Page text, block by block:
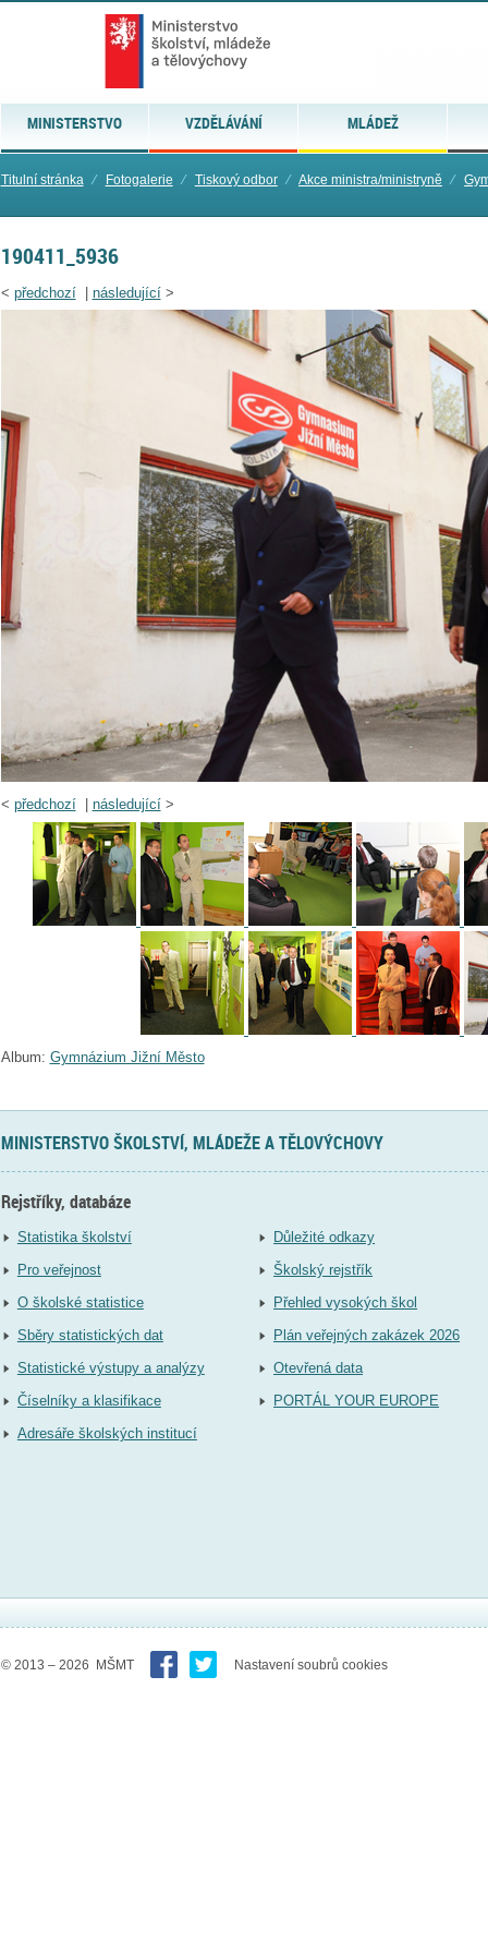
MINISTERSTVO VZDĚLÁVÁNÍ MLÁDEŽ
Titulní stránka ⁄ Fotogalerie ⁄ Tiskový odbor ⁄ Akce ministra/ministryně ⁄
190411_5936
< předchozí| následující>
< předchozí| následující>
Album: Gymnázium Jižní Město
MINISTERSTVO ŠKOLSTVÍ, MLÁDEŽE A TĚLOVÝCHOVY
Rejstříky, databáze
Statistika školství
Pro veřejnost
O školské statistice
Sběry statistických dat
Statistické výstupy a analýzy
Číselníky a klasifikace
Adresáře školských institucí
Důležité odkazy
Školský rejstřík
Přehled vysokých škol
Plán veřejných zakázek 2026
Otevřená data
PORTÁL YOUR EUROPE
© 2013 – 2026 MŠMT Nastavení soubrů cookies